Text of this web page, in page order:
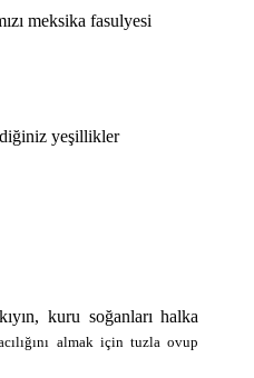
meksika fasulyesi
yeşillikler
kuru soğanları halka
almak için tuzla ovup